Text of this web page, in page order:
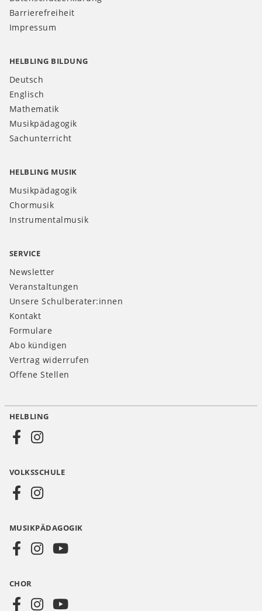
Barrierefreiheit
Impressum
HELBLING BILDUNG
Deutsch
Englisch
Mathematik
Musikpädagogik
Sachunterricht
HELBLING MUSIK
Musikpädagogik
Chormusik
Instrumentalmusik
SERVICE
Newsletter
Veranstaltungen
Unsere Schulberater:innen
Kontakt
Formulare
Abo kündigen
Vertrag widerrufen
Offene Stellen
Social
AT
HELBLING
VOLKSSCHULE
MUSIKPÄDAGOGIK
CHOR